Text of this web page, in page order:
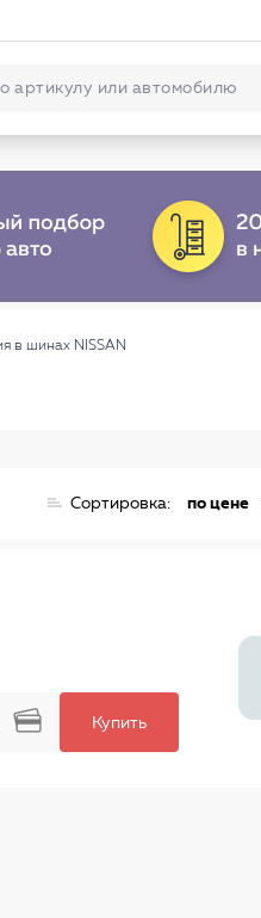
в шинах NISSAN
Сортировка: по цене
Купить